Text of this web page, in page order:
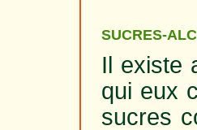
SUCRES-
Il existe
qui eux
sucres